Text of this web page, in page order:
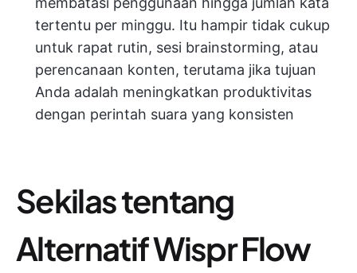
tertentu per minggu. Itu hampir tidak cukup
untuk rapat rutin, sesi brainstorming, atau
perencanaan konten, terutama jika tujuan
Anda adalah meningkatkan produktivitas
dengan perintah suara yang konsisten
Sekilas tentang
Alternatif Wispr Flow